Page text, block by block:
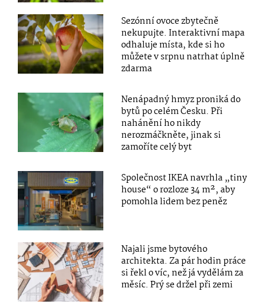
Sezónní ovoce zbytečně
nekupujte. Interaktivní mapa
odhaluje místa, kde si ho
můžete v srpnu natrhat úplně
zdarma
Nenápadný hmyz proniká do
bytů po celém Česku. Při
nahánění ho nikdy
nerozmáčkněte, jinak si
zamoříte celý byt
Společnost IKEA navrhla „tiny
house“ o rozloze 34 m², aby
pomohla lidem bez peněz
Najali jsme bytového
architekta. Za pár hodin práce
si řekl o víc, než já vydělám za
měsíc. Prý se držel při zemi